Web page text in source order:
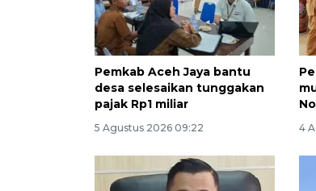
Pemkab Aceh Jaya bantu
desa selesaikan tunggakan
pajak Rp1 miliar
5 Agustus 2026 09:22 4